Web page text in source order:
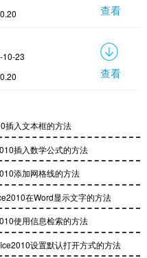
查看
10-23
查看
插入文本框的方法
插入数学公式的方法
添加网格线的方法
在Word显示文字的方法
使用信息检索的方法
设置默认打开方式的方法